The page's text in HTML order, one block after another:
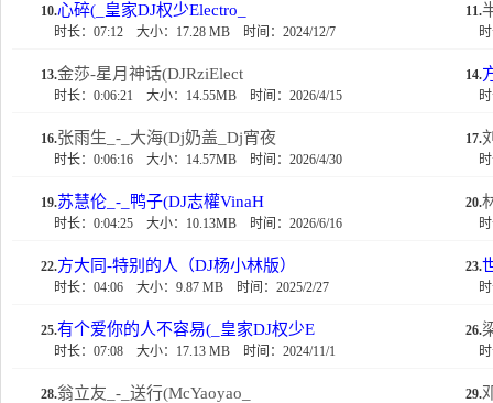
10.心碎(_皇家DJ权少Electro_
时长：07:12 大小：17.28 MB 时间：2024/12/7
11.
13.金莎-星月神话(DJRziElect
时长：0:06:21 大小：14.55MB 时间：2026/4/15
14.
16.张雨生_-_大海(Dj奶盖_Dj宵夜
时长：0:06:16 大小：14.57MB 时间：2026/4/30
17.
19.苏慧伦_-_鸭子(DJ志權VinaH
时长：0:04:25 大小：10.13MB 时间：2026/6/16
20.
22.方大同-特别的人（DJ杨小林版）
时长：04:06 大小：9.87 MB 时间：2025/2/27
23.
25.有个爱你的人不容易(_皇家DJ权少E
时长：07:08 大小：17.13 MB 时间：2024/11/1
26.
28.翁立友_-_送行(McYaoyao_ 29.